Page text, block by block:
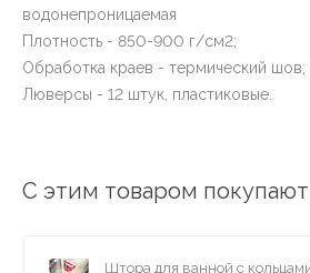
водонепроницаемая
Плотность - 850-900 г/см2;
Обработка краев - термический шов;
Люверсы - 12 штук, пластиковые.
С этим товаром покупают
Штора для ванной с